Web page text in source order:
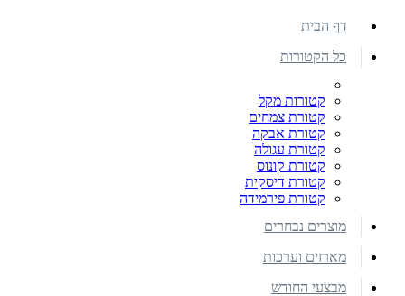
דף הבית
כל הקטורות
קטורות מקל
קטורת צמחים
קטורת אבקה
קטורת עגולה
קטורת קונוס
קטורת דיסקית
קטורת פירמידה
מוצרים נבחרים
מארזים וערכות
מבצעי החודש